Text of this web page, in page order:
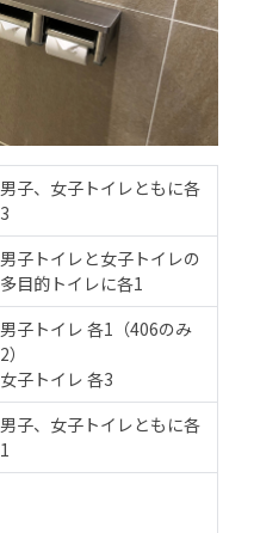
男子、女子トイレともに各
3
男子トイレと女子トイレの
多目的トイレに各1
男子トイレ 各1（406のみ
2）
女子トイレ 各3
男子、女子トイレともに各
1